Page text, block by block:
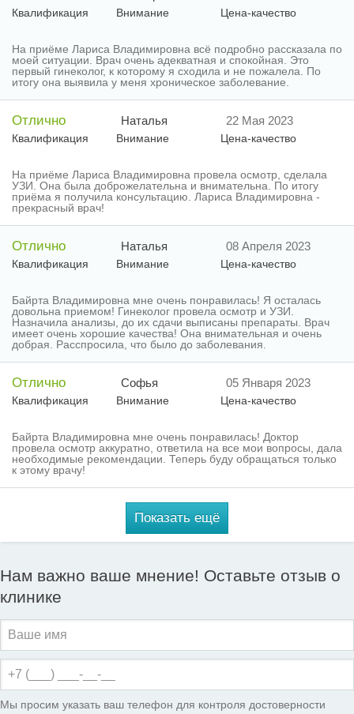
Квалификация Внимание Цена-качество
На приёме Лариса Владимировна всё подробно рассказала по
моей ситуации. Врач очень адекватная и спокойная. Это
первый гинеколог, к которому я сходила и не пожалела. По
итогу она выявила у меня хроническое заболевание.
Отлично Наталья 22 Мая 2023
Квалификация Внимание Цена-качество
На приёме Лариса Владимировна провела осмотр, сделала
УЗИ. Она была доброжелательна и внимательна. По итогу
приёма я получила консультацию. Лариса Владимировна -
прекрасный врач!
Отлично Наталья 08 Апреля 2023
Квалификация Внимание Цена-качество
Байрта Владимировна мне очень понравилась! Я осталась
довольна приемом! Гинеколог провела осмотр и УЗИ.
Назначила анализы, до их сдачи выписаны препараты. Врач
имеет очень хорошие качества! Она внимательная и очень
добрая. Расспросила, что было до заболевания.
Отлично Софья 05 Января 2023
Квалификация Внимание Цена-качество
Байрта Владимировна мне очень понравилась! Доктор
провела осмотр аккуратно, ответила на все мои вопросы, дала
необходимые рекомендации. Теперь буду обращаться только
к этому врачу!
Показать ещё
Нам важно ваше мнение! Оставьте отзыв о
клинике
Мы просим указать ваш телефон для контроля достоверности